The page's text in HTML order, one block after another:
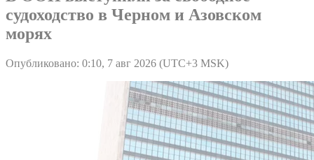
судоходство в Черном и Азовском
морях
Опубликовано: 0:10, 7 авг 2026 (UTC+3 MSK)